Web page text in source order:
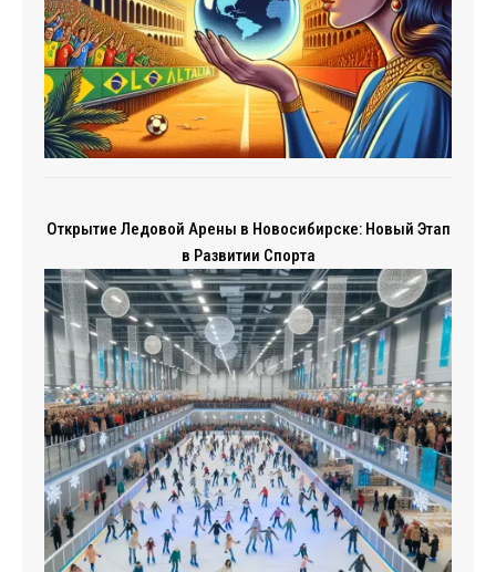
Открытие Ледовой Арены в Новосибирске: Новый Этап
в Развитии Спорта